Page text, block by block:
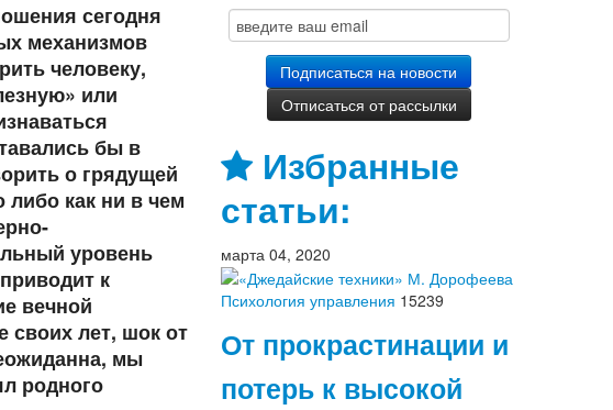
сегодня
механизмов
человеку,
или
бы в
о грядущей
либо как ни в чем
уровень
к
вечной
своих лет, шок от
мы
родного
Избранные
статьи:
марта 04, 2020
Психология управления 15239
От прокрастинации и
потерь к высокой